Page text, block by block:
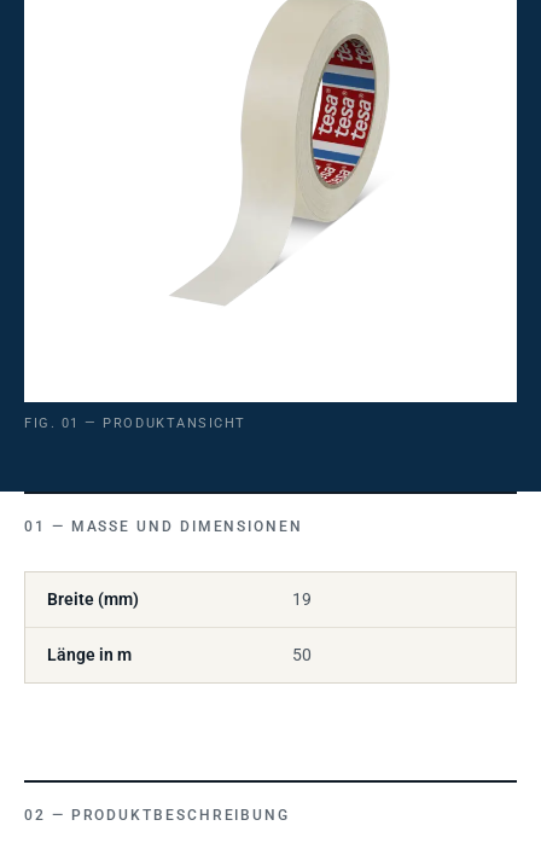
FIG. 01 — PRODUKTANSICHT
MASSE UND DIMENSIONEN
Breite (mm) 19
Länge in m 50
PRODUKTBESCHREIBUNG